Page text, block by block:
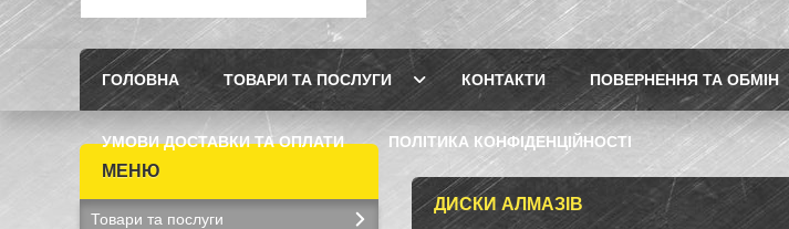
ГОЛОВНА ТОВАРИ ТА ПОСЛУГИ КОНТАКТИ ПОВЕРНЕННЯ ТА ОБМІН
УМОВИ ДОСТАВКИ ТА ОПЛАТИ ПОЛІТИКА КОНФІДЕНЦІЙНОСТІ
ДИСКИ АЛМАЗІВ
Товари та послуги